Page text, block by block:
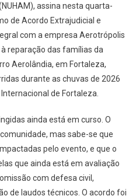
assina nesta quarta-
de Acordo Extrajudicial e
com a empresa Aerotrópolis
reparação das famílias da
Aerolândia, em Fortaleza,
durante as chuvas de 2026
de Fortaleza.
ainda está em curso. O
mas sabe-se que
pelo evento, e que o
que ainda está em avaliação
com defesa civil,
de laudos técnicos. O acordo foi